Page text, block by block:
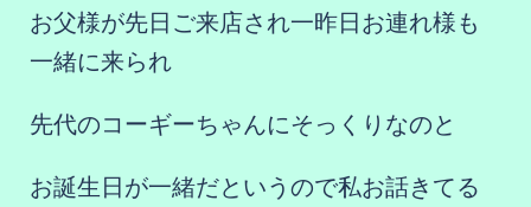
お父様が先日ご来店され一昨日お連れ様も
一緒に来られ
先代のコーギーちゃんにそっくりなのと
お誕生日が一緒だというので私お話きてる